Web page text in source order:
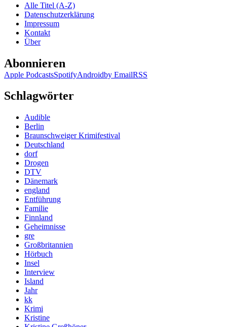
Alle Titel (A-Z)
Datenschutzerklärung
Impressum
Kontakt
Über
Abonnieren
Apple PodcastsSpotifyAndroidby EmailRSS
Schlagwörter
Audible
Berlin
Braunschweiger Krimifestival
Deutschland
dorf
Drogen
DTV
Dänemark
england
Entführung
Familie
Finnland
Geheimnisse
gre
Großbritannien
Hörbuch
Insel
Interview
Island
Jahr
kk
Krimi
Kristine